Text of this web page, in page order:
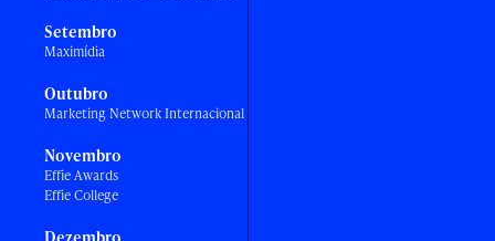
Setembro
Maximídia
Outubro
Marketing Network Internacional
Novembro
Effie Awards
Effie College